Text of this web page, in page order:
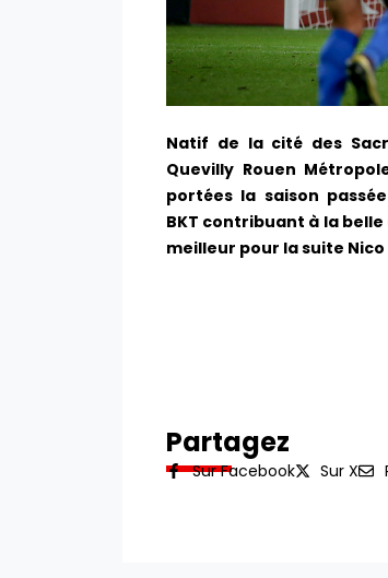
Natif de la cité des
Quevilly Rouen
portées la saison
BKT contribuant à la belle
meilleur pour la suite Nico
Partagez
Sur Facebook Sur X